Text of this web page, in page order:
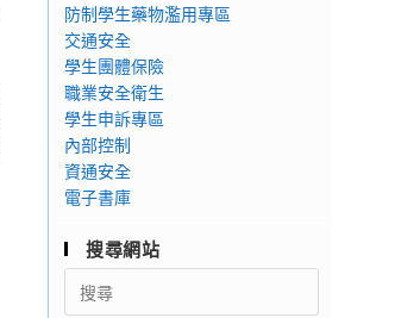
防制學生藥物濫用專區
交通安全
學生團體保險
職業安全衛生
學生申訴專區
內部控制
資通安全
電子書庫
搜尋網站
Search
for: